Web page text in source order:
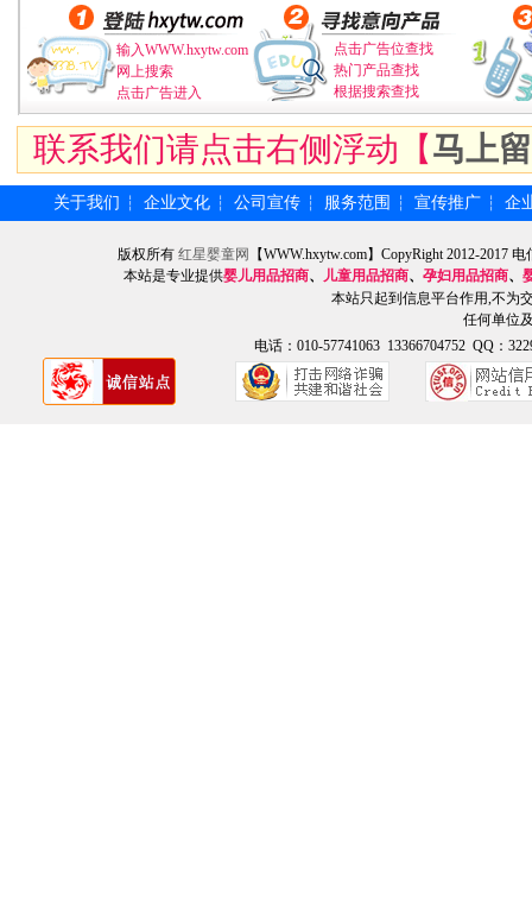
输入WWW.hxytw.com
网上搜索
点击广告进入
点击广告位查找
热门产品查找
根据搜索查找
联系我们请点击右侧浮动【马上
关于我们 ┆ 企业文化 ┆ 公司宣传 ┆ 服务范围 ┆ 宣传推广 ┆ 企
版权所有 红星婴童网
【WWW.hxytw.com】CopyRight 2012-2017
本站是专业提供婴儿用品招商、 儿童用品招商、 孕妇用品招商、
本站只起到信息平台作用,不为
任何单位
电话：010-57741063 13366704752 QQ：